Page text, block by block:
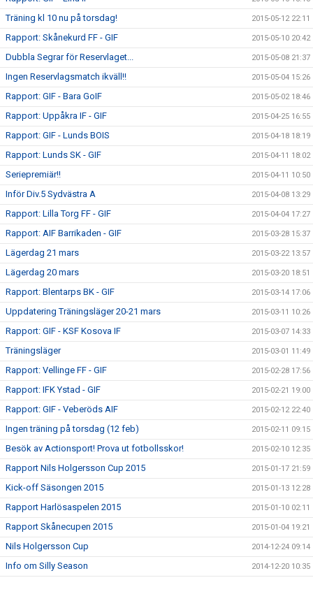
Träning kl 10 nu på torsdag! 2015-05-12 22:11
Rapport: Skånekurd FF - GIF 2015-05-10 20:42
Dubbla Segrar för Reservlaget... 2015-05-08 21:37
Ingen Reservlagsmatch ikväll!! 2015-05-04 15:26
Rapport: GIF - Bara GoIF 2015-05-02 18:46
Rapport: Uppåkra IF - GIF 2015-04-25 16:55
Rapport: GIF - Lunds BOIS 2015-04-18 18:19
Rapport: Lunds SK - GIF 2015-04-11 18:02
Seriepremiär!! 2015-04-11 10:50
Inför Div.5 Sydvästra A 2015-04-08 13:29
Rapport: Lilla Torg FF - GIF 2015-04-04 17:27
Rapport: AIF Barrikaden - GIF 2015-03-28 15:37
Lägerdag 21 mars 2015-03-22 13:57
Lägerdag 20 mars 2015-03-20 18:51
Rapport: Blentarps BK - GIF 2015-03-14 17:06
Uppdatering Träningsläger 20-21 mars 2015-03-11 10:26
Rapport: GIF - KSF Kosova IF 2015-03-07 14:33
Träningsläger 2015-03-01 11:49
Rapport: Vellinge FF - GIF 2015-02-28 17:56
Rapport: IFK Ystad - GIF 2015-02-21 19:00
Rapport: GIF - Veberöds AIF 2015-02-12 22:40
Ingen träning på torsdag (12 feb) 2015-02-11 09:15
Besök av Actionsport! Prova ut fotbollsskor! 2015-02-10 12:35
Rapport Nils Holgersson Cup 2015 2015-01-17 21:59
Kick-off Säsongen 2015 2015-01-13 12:28
Rapport Harlösaspelen 2015 2015-01-10 02:11
Rapport Skånecupen 2015 2015-01-04 19:21
Nils Holgersson Cup 2014-12-24 09:14
Info om Silly Season 2014-12-20 10:35